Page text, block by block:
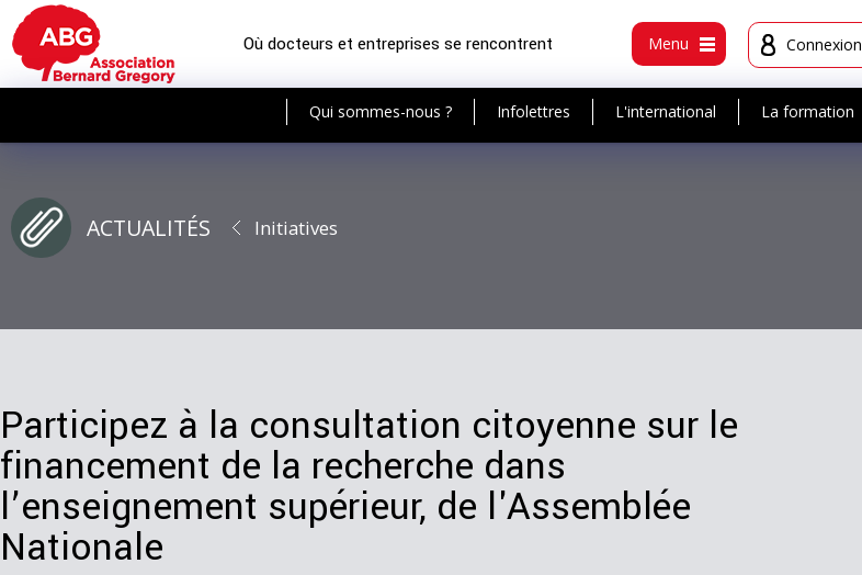
Où docteurs et entreprises se rencontrent Menu Connexion
Qui sommes-nous ? Infolettres L'international La formation
ACTUALITÉS Initiatives
Participez à la consultation citoyenne sur le
financement de la recherche dans
l’enseignement supérieur, de l'Assemblée
Nationale